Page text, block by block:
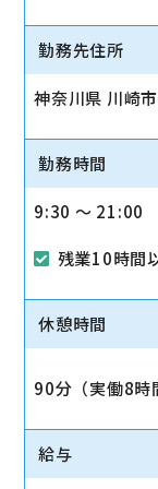
勤務先住所
神奈川県 川崎
勤務時間
9:30 〜 21:00
残業10時間
休憩時間
90分（実働8時
給与